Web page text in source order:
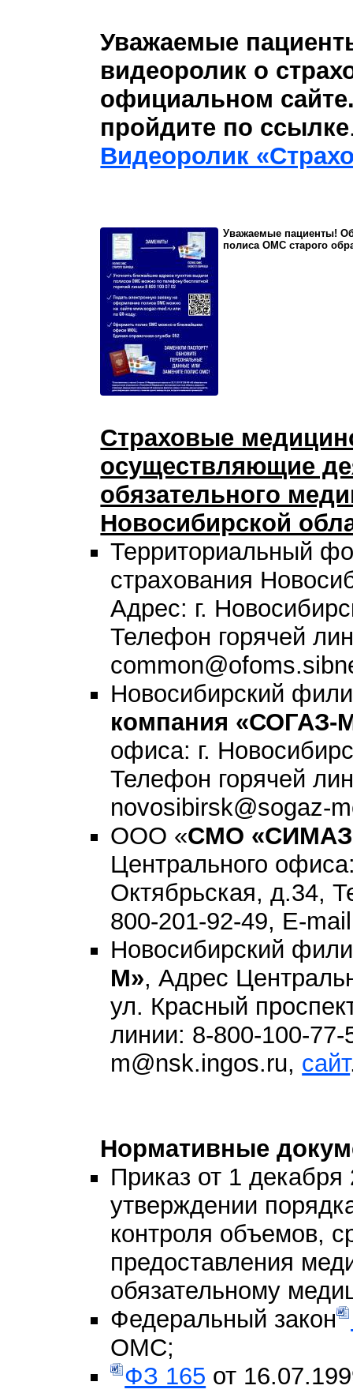
Уважаемые
видеоролик о
официальном
пройдите по ссылке
Видеоролик
Уважаемые пациенты!
полиса ОМС старого
Страховые
осуществляющие
обязательного
Новосибирской
Территориальный
страхования
Адрес: г.
Телефон горячей
Новосибирский
компания «СОГАЗ-
офиса: г.
Телефон горячей
novosibirsk@sogaz-
ООО «СМО
Центрального
Октябрьская, д.34,
800-201-92-49, E-
Новосибирский
М», Адрес
ул. Красный
линии: 8-800-100-
m@nsk.ingos.ru, сайт
Нормативные
Приказ от 1 декабря
утверждении
контроля объемов,
предоставления
обязательному
Федеральный закон
ОМС;
ФЗ 165 от